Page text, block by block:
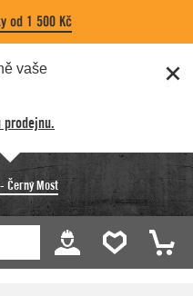
od 1 500 Kč
vaše
prodejnu.
Černý Most